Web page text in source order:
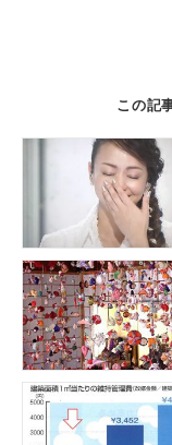
この記